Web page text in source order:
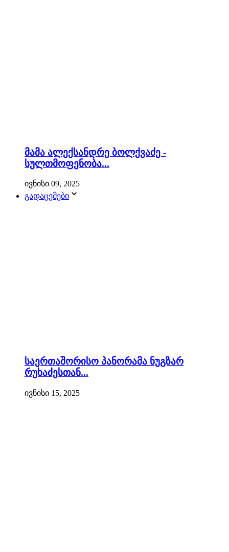
მამა ალექსანდრე ბოლქვაძე -
სულთმოფენობა...
ივნისი 09, 2025
გადაცემები
საერთაშორისო პანორამა ნუგზარ
რუხაძესთან...
ივნისი 15, 2025